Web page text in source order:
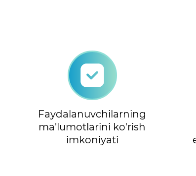
Faydalanuvchilarning
ma'lumotlarini ko'rish
imkoniyati